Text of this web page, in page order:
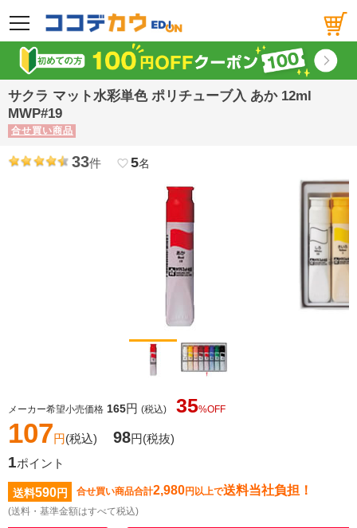
メニュー
サクラ マット水彩単色 ポリチューブ入 あか 12ml
MWP#19
合せ買い商品
33件 favorite_border5名
メーカー希望小売価格 165円 (税込) 35%OFF
107円(税込) 98円(税抜)
1ポイント
送料590円 合せ買い商品合計2,980円以上で送料当社負担！
(送料・基準金額はすべて税込)